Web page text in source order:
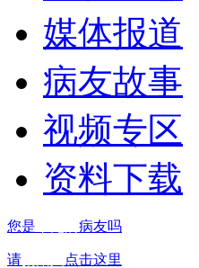
媒体报道
病友故事
视频专区
资料下载
您是 病友吗
请 点击这里